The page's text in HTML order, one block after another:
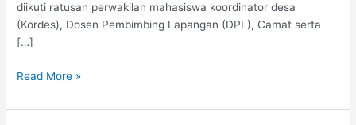
diikuti ratusan perwakilan mahasiswa koordinator desa
(Kordes), Dosen Pembimbing Lapangan (DPL), Camat serta
[…]
Read More »